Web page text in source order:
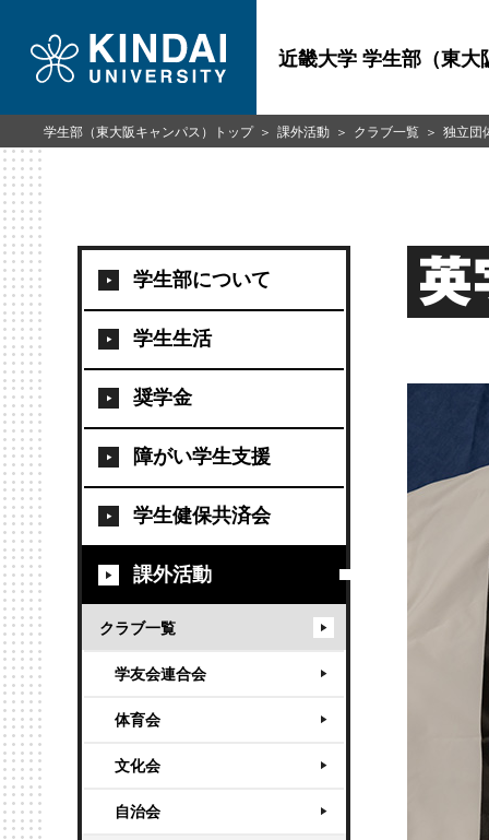
近畿大学 学生部（東大
学生部について
学生生活
奨学金
障がい学生支援
学生健保共済会
課外活動
クラブ一覧
学友会連合会
体育会
文化会
自治会
英
学生部（東大阪キャンパス）トップ 課外活動 クラブ一覧 独立団